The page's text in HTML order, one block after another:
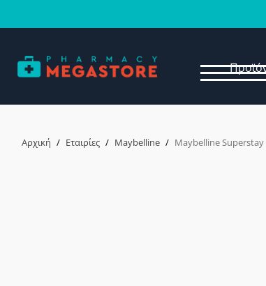
Αρχική / Εταιρίες / Maybelline / Maybelline